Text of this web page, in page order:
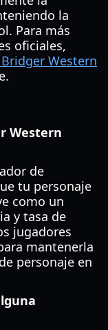
la
Para más
oficiales,
Western
Western
de
tu personaje
como un
y tasa de
jugadores
mantenerla
personaje en